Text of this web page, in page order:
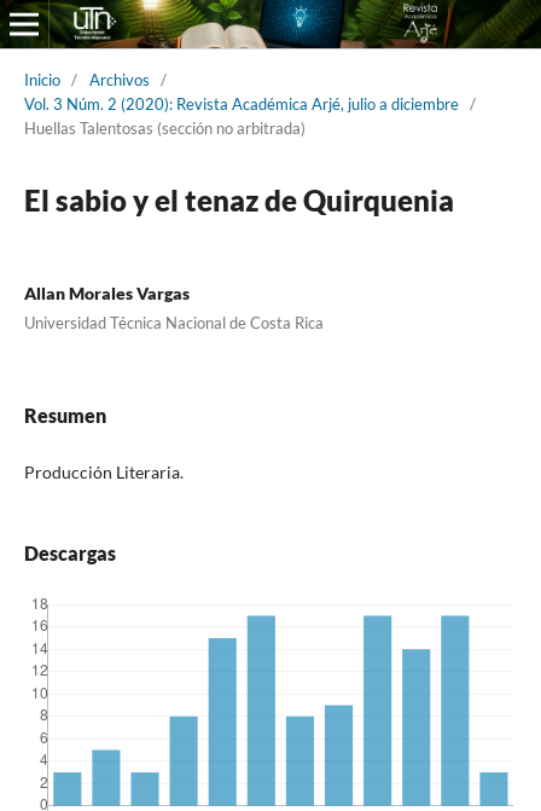
Inicio / Archivos
/
Vol. 3 Núm. 2 (2020): Revista Académica Arjé, julio a diciembre /
Huellas Talentosas (sección no arbitrada)
El sabio y el tenaz de Quirquenia
Allan Morales Vargas
Universidad Técnica Nacional de Costa Rica
Resumen
Producción Literaria.
Descargas